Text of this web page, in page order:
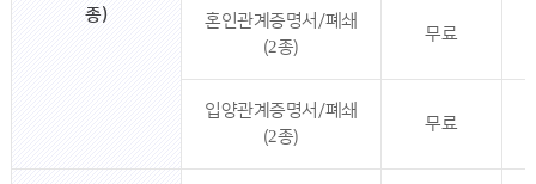
종)
혼인관계증명서/폐쇄
(2종)
무료
입양관계증명서/폐쇄
(2종)
무료